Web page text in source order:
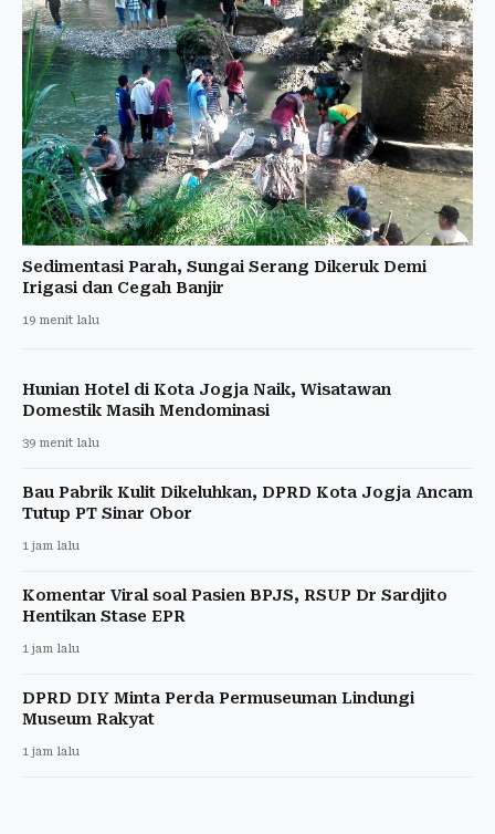
Sedimentasi Parah, Sungai Serang Dikeruk Demi
Irigasi dan Cegah Banjir
19 menit lalu
Hunian Hotel di Kota Jogja Naik, Wisatawan
Domestik Masih Mendominasi
39 menit lalu
Bau Pabrik Kulit Dikeluhkan, DPRD Kota Jogja Ancam
Tutup PT Sinar Obor
1 jam lalu
Komentar Viral soal Pasien BPJS, RSUP Dr Sardjito
Hentikan Stase EPR
1 jam lalu
DPRD DIY Minta Perda Permuseuman Lindungi
Museum Rakyat
1 jam lalu